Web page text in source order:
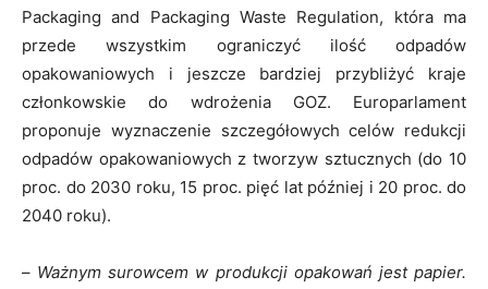
Packaging and Packaging Waste Regulation, która ma
przede wszystkim ograniczyć ilość odpadów
opakowaniowych i jeszcze bardziej przybliżyć kraje
członkowskie do wdrożenia GOZ. Europarlament
proponuje wyznaczenie szczegółowych celów redukcji
odpadów opakowaniowych z tworzyw sztucznych (do 10
proc. do 2030 roku, 15 proc. pięć lat później i 20 proc. do
2040 roku).
– Ważnym surowcem w produkcji opakowań jest papier.